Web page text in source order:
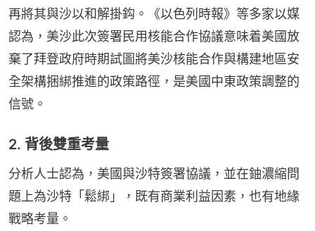
再將其與沙以和解掛鈎。《以色列時報》等多家以媒
認為，美沙此次簽署民用核能合作協議意味着美國放
棄了拜登政府時期試圖將美沙核能合作與構建地區安
全架構捆綁推進的政策路徑，是美國中東政策調整的
信號。
2. 背後雙重考量
分析人士認為，美國與沙特簽署協議，並在鈾濃縮問
題上為沙特「鬆綁」，既有商業利益因素，也有地緣
戰略考量。